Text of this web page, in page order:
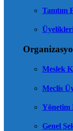
Meslek
Meclis
Yönetim
Genel